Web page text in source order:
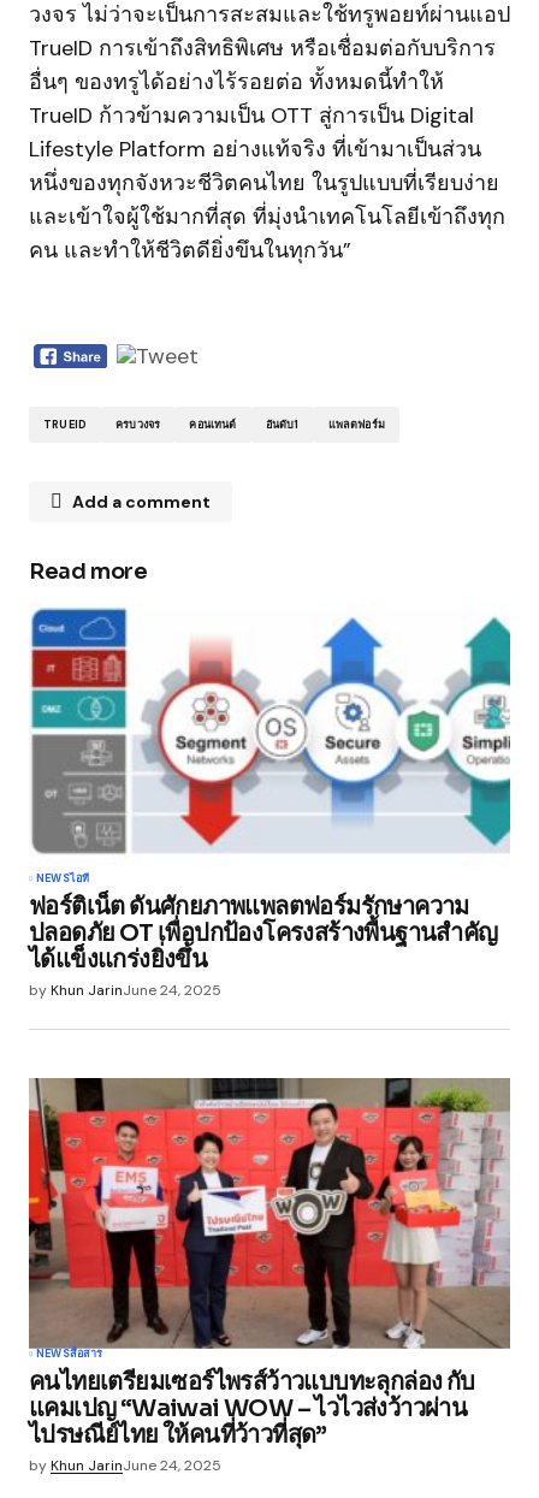
วงจร ไม่ว่าจะเป็นการสะสมและใช้ทรูพอยท์ผ่านแอป
TrueID การเข้าถึงสิทธิพิเศษ หรือเชื่อมต่อกับบริการ
อื่นๆ ของทรูได้อย่างไร้รอยต่อ ทั้งหมดนี้ทำให้
TrueID ก้าวข้ามความเป็น OTT สู่การเป็น Digital
Lifestyle Platform อย่างแท้จริง ที่เข้ามาเป็นส่วน
หนึ่งของทุกจังหวะชีวิตคนไทย ในรูปแบบที่เรียบง่าย
และเข้าใจผู้ใช้มากที่สุด ที่มุ่งนําเทคโนโลยีเข้าถึงทุก
คน และทําให้ชีวิตดียิ่งขึนในทุกวัน”
TRUEID ครบวงจร คอนเทนต์ อันดับ1 แพลตฟอร์ม
Add a comment
Your email address will not be published.
Required fields are marked
Comment*
Your Name
Your E-mail*
Save my name, email, and website in this
browser for the next time I comment.
Submit Comment
Read more
NEWSไอที
ฟอร์ติเน็ต ดันศักยภาพแพลตฟอร์มรักษาความ
ปลอดภัย OT เพื่อปกป้องโครงสร้างพื้นฐานสำคัญ
ได้แข็งแกร่งยิ่งขึ้น
byKhun JarinJune 24, 2025
NEWSสื่อสาร
คนไทยเตรียมเซอร์ไพรส์ว้าวแบบทะลุกล่อง กับ
แคมเปญ “Waiwai WOW – ไวไวส่งว้าวผ่าน
ไปรษณีย์ไทย ให้คนที่ว้าวที่สุด”
byKhun JarinJune 24, 2025